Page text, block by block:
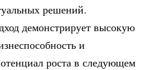
решений.
демонстрирует высокую
и
роста в следующем